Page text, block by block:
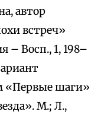
автор
встреч»
– Восп., 1, 198–
«Первые шаги»
М.; Л.,